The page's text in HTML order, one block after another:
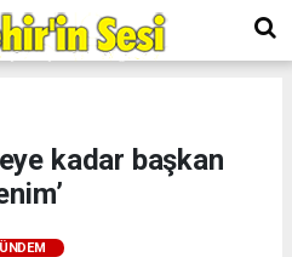
kadar başkan